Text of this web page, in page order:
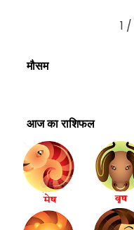
1 /
मौसम
आज का राशिफल